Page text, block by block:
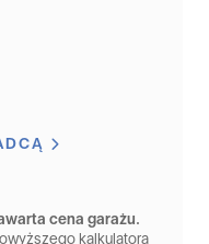
cena garażu.
kalkulatora